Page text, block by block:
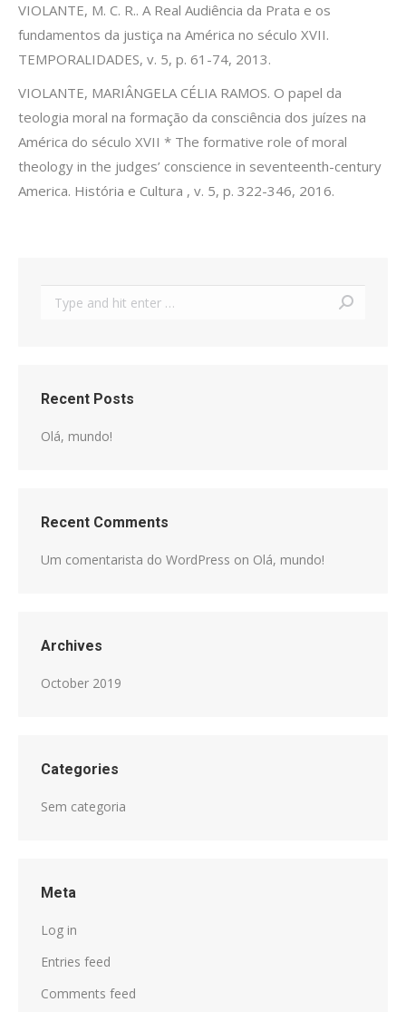
VIOLANTE, M. C. R.. A Real Audiência da Prata e os
fundamentos da justiça na América no século XVII.
TEMPORALIDADES, v. 5, p. 61-74, 2013.
VIOLANTE, MARIÂNGELA CÉLIA RAMOS. O papel da
teologia moral na formação da consciência dos juízes na
América do século XVII * The formative role of moral
theology in the judges’ conscience in seventeenth-century
America. História e Cultura , v. 5, p. 322-346, 2016.
Search:
Recent Posts
Olá, mundo!
Recent Comments
Um comentarista do WordPress on Olá, mundo!
Archives
October 2019
Categories
Sem categoria
Meta
Log in
Entries feed
Comments feed